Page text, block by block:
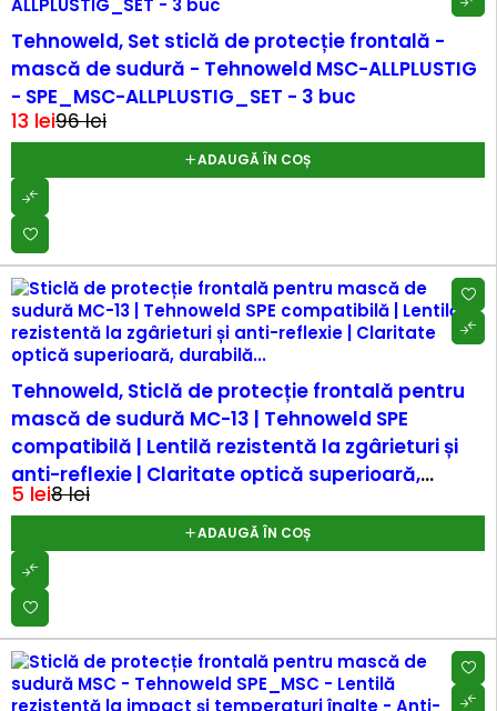
Tehnoweld, Set sticlă de protecție frontală -
mască de sudură - Tehnoweld MSC-ALLPLUSTIG
- SPE_MSC-ALLPLUSTIG_SET - 3 buc
96lei
13 lei
ADAUGĂ ÎN COȘ
Tehnoweld, Sticlă de protecție frontală pentru
mască de sudură MC-13 | Tehnoweld SPE
compatibilă | Lentilă rezistentă la zgârieturi și
anti-reflexie | Claritate optică superioară,
durabilă...
8lei
5 lei
ADAUGĂ ÎN COȘ